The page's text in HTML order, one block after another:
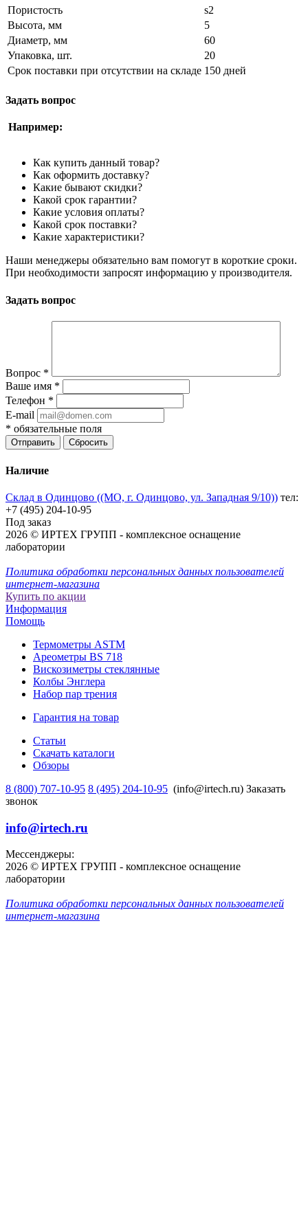
Пористость
s2
Высота, мм
5
Диаметр, мм
60
Упаковка, шт.
20
Срок поставки при отсутствии на складе 150 дней
Задать вопрос
Например:
Как купить данный товар?
Как оформить доставку?
Какие бывают скидки?
Какой срок гарантии?
Какие условия оплаты?
Какой срок поставки?
Какие характеристики?
Наши менеджеры обязательно вам помогут в короткие сроки.
При необходимости запросят информацию у производителя.
Задать вопрос
Вопрос *
Ваше имя *
Телефон *
E-mail
* обязательные поля
Отправить Сбросить
Наличие
Склад в Одинцово ((МО, г. Одинцово, ул. Западная 9/10)) тел:
+7 (495) 204-10-95
Под заказ
2026 © ИРТЕХ ГРУПП - комплексное оснащение
лаборатории
Политика обработки персональных данных пользователей
интернет-магазина
Купить по акции
Информация
Помощь
Термометры ASTM
Ареометры BS 718
Вискозиметры стеклянные
Колбы Энглера
Набор пар трения
Гарантия на товар
Статьи
Скачать каталоги
Обзоры
8 (800) 707-10-95 8 (495) 204-10-95 (info@irtech.ru) Заказать
звонок
info@irtech.ru
Мессенджеры:
2026 © ИРТЕХ ГРУПП - комплексное оснащение
лаборатории
Политика обработки персональных данных пользователей
интернет-магазина